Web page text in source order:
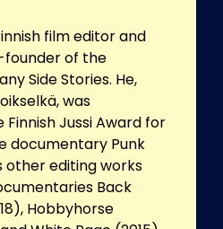
film editor and
of the
Side Stories. He,
was
Jussi Award for
documentary Punk
other editing works
Back
Hobbyhorse